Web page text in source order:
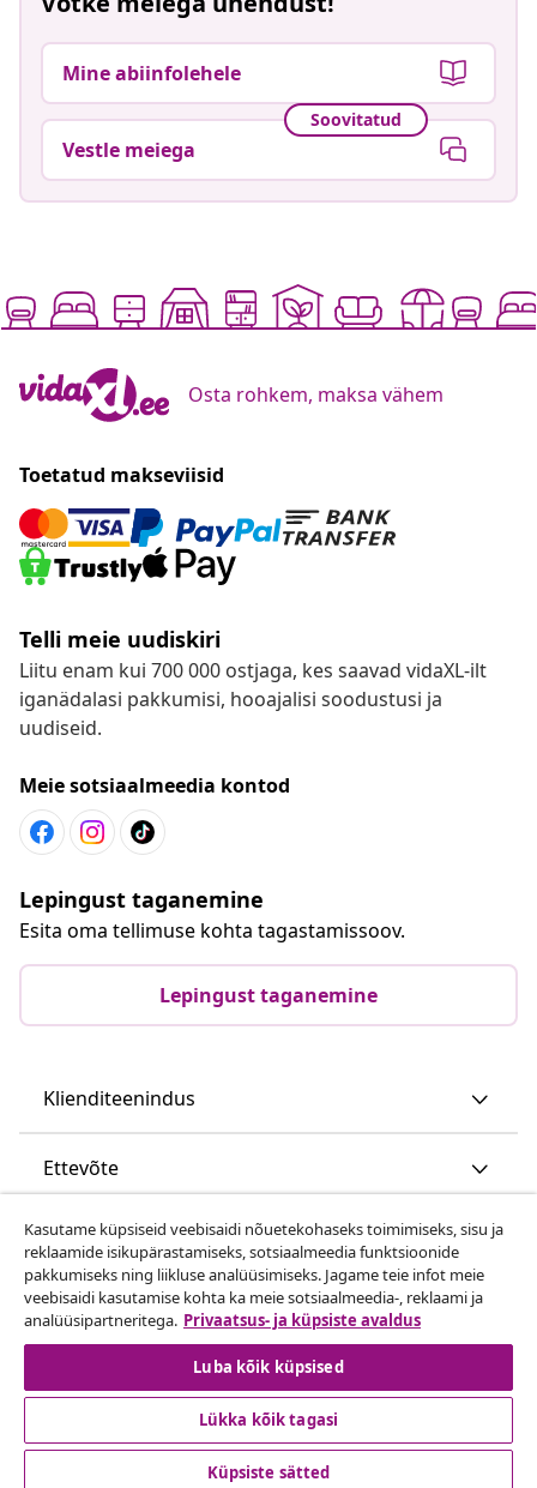
Mine abiinfolehele
Soovitatud
Vestle meiega
Osta rohkem, maksa vähem
Toetatud makseviisid
Telli meie uudiskiri
Liitu enam kui 700 000 ostjaga, kes saavad vidaXL-ilt
iganädalasi pakkumisi, hooajalisi soodustusi ja
uudiseid.
Meie sotsiaalmeedia kontod
Lepingust taganemine
Esita oma tellimuse kohta tagastamissoov.
Lepingust taganemine
Klienditeenindus
Ettevõte
vidaXL
Vaata rohkem
Kasutame küpsiseid veebisaidi nõuetekohaseks toimimiseks, sisu ja
reklaamide isikupärastamiseks, sotsiaalmeedia funktsioonide
pakkumiseks ning liikluse analüüsimiseks. Jagame teie infot meie
veebisaidi kasutamise kohta ka meie sotsiaalmeedia-, reklaami ja
analüüsipartneritega. Privaatsus- ja küpsiste avaldus
Luba kõik küpsised
Lükka kõik tagasi
Küpsiste sätted